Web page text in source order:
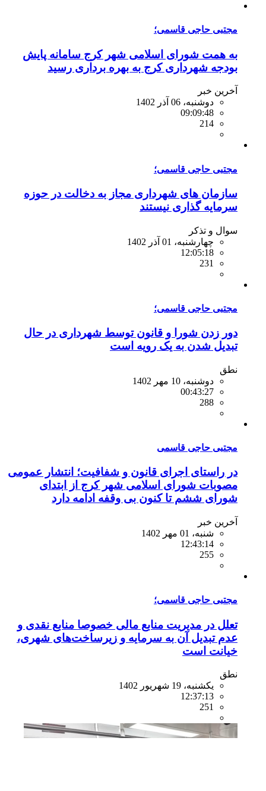
مجتبی حاجی قاسمی؛
به همت شورای اسلامی شهر کرج سامانه پایش
بودجه شهرداری کرج به بهره برداری رسید
آخرین خبر
دوشنبه، 06 آذر 1402
09:09:48
214
مجتبی حاجی قاسمی؛
سازمان های شهرداری مجاز به دخالت در حوزه
سرمایه گذاری نیستند
سوال و تذکر
چهارشنبه، 01 آذر 1402
12:05:18
231
مجتبی حاجی قاسمی؛
دور زدن شورا و قانون توسط شهرداری در حال
تبدیل شدن به یک رویه است
نطق
دوشنبه، 10 مهر 1402
00:43:27
288
مجتبی حاجی قاسمی
در راستای اجرای قانون و شفافیت؛ انتشار عمومی
مصوبات شورای اسلامی شهر کرج از ابتدای
شورای ششم تا کنون بی وقفه ادامه دارد
آخرین خبر
شنبه، 01 مهر 1402
12:43:14
255
مجتبی حاجی قاسمی؛
تعلل در مدیریت منابع مالی خصوصا منابع نقدی و
عدم تبدیل آن به سرمایه و زیرساخت‌های شهری،
خیانت است
نطق
یکشنبه، 19 شهریور 1402
12:37:13
251